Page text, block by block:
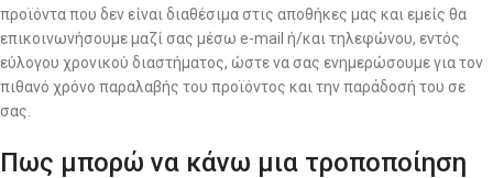
προϊόντα που δεν είναι διαθέσιμα στις αποθήκες μας και εμείς θα
επικοινωνήσουμε μαζί σας μέσω e-mail ή/και τηλεφώνου, εντός
εύλογου χρονικού διαστήματος, ώστε να σας ενημερώσουμε για τον
πιθανό χρόνο παραλαβής του προϊόντος και την παράδοσή του σε
σας.
Πως μπορώ να κάνω μια τροποποίηση